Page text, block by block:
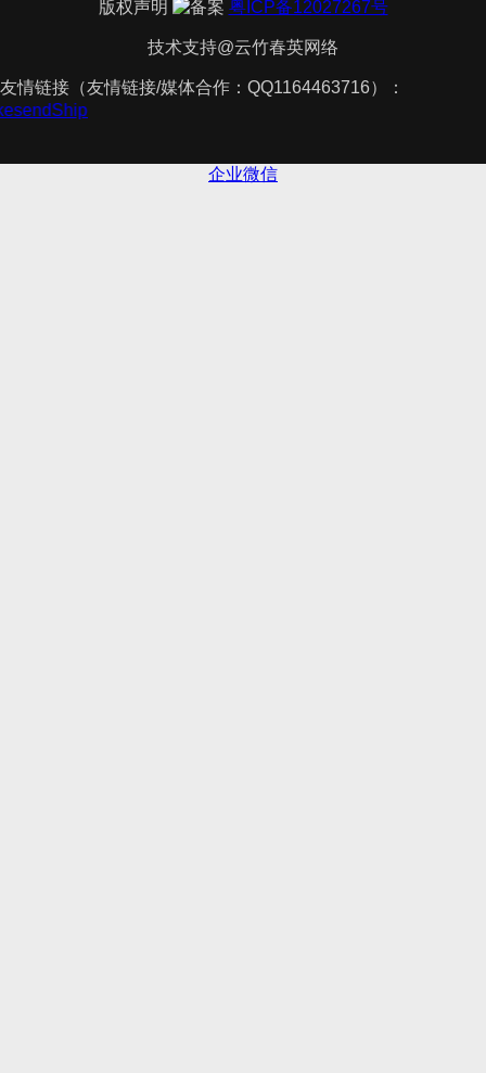
版权声明 粤ICP备12027267号
技术支持@云竹春英网络
友情链接（友情链接/媒体合作：QQ1164463716）：
企业微信